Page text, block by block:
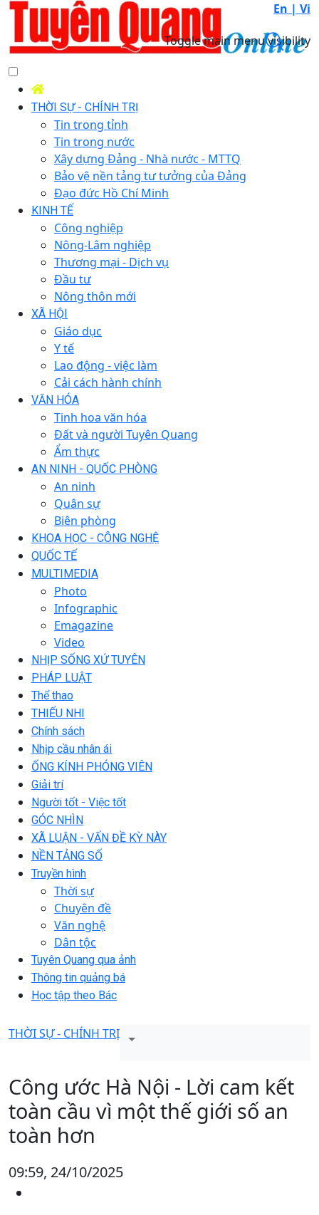
En | Vi
Toggle main menu visibility
THỜI SỰ - CHÍNH TRỊ
Tin trong tỉnh
Tin trong nước
Xây dựng Đảng - Nhà nước - MTTQ
Bảo vệ nền tảng tư tưởng của Đảng
Đạo đức Hồ Chí Minh
KINH TẾ
Công nghiệp
Nông-Lâm nghiệp
Thương mại - Dịch vụ
Đầu tư
Nông thôn mới
XÃ HỘI
Giáo dục
Y tế
Lao động - việc làm
Cải cách hành chính
VĂN HÓA
Tinh hoa văn hóa
Đất và người Tuyên Quang
Ẩm thực
AN NINH - QUỐC PHÒNG
An ninh
Quân sự
Biên phòng
KHOA HỌC - CÔNG NGHỆ
QUỐC TẾ
MULTIMEDIA
Photo
Infographic
Emagazine
Video
NHỊP SỐNG XỨ TUYÊN
PHÁP LUẬT
Thể thao
THIẾU NHI
Chính sách
Nhịp cầu nhân ái
ỐNG KÍNH PHÓNG VIÊN
Giải trí
Người tốt - Việc tốt
GÓC NHÌN
XÃ LUẬN - VẤN ĐỀ KỲ NÀY
NỀN TẢNG SỐ
Truyền hình
Thời sự
Chuyên đề
Văn nghệ
Dân tộc
Tuyên Quang qua ảnh
Thông tin quảng bá
Học tập theo Bác
THỜI SỰ - CHÍNH TRỊ
Công ước Hà Nội - Lời cam kết
toàn cầu vì một thế giới số an
toàn hơn
09:59, 24/10/2025